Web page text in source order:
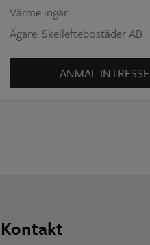
Värme ingår
Ägare: Skelleftebostäder AB
ANMÄL INTRESSE
Kontakt